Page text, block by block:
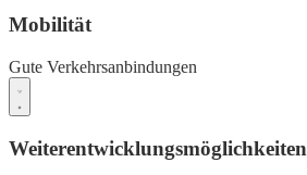
Mobilität
Gute Verkehrsanbindungen
Weiterentwicklungsmöglichkeiten